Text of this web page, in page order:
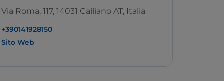
Via Roma, 117, 14031 Calliano AT, Italia
+390141928150
Sito Web